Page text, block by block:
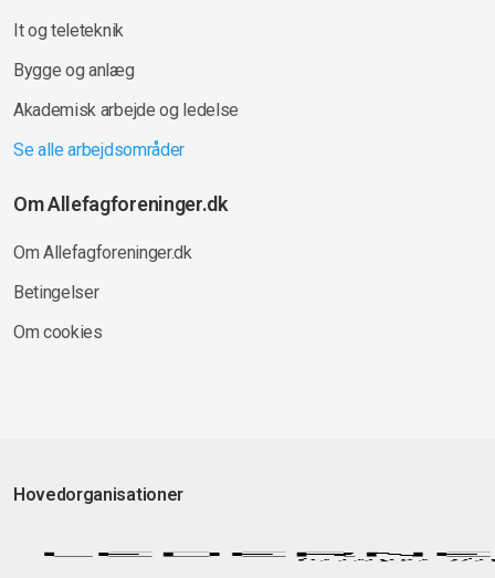
It og teleteknik
Bygge og anlæg
Akademisk arbejde og ledelse
Se alle arbejdsområder
Om Allefagforeninger.dk
Om Allefagforeninger.dk
Betingelser
Om cookies
Hovedorganisationer